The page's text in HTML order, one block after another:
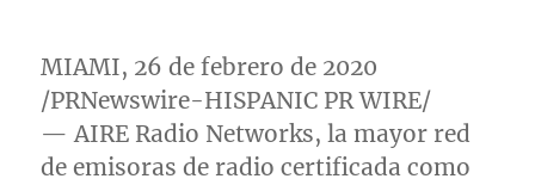
MIAMI, 26 de febrero de 2020
/PRNewswire-HISPANIC PR WIRE/
— AIRE Radio Networks, la mayor red
de emisoras de radio certificada como